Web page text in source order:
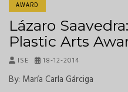
AWARD
Lázaro
Plastic Arts
ISE 18-12-2014
By: María Carla Gárciga